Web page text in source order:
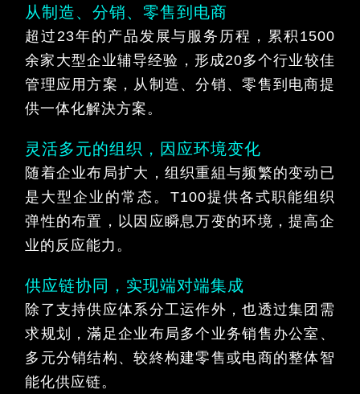
从制造、分销、零售到电商
超过23年的产品发展与服务历程，累积1500
余家大型企业辅导经验，形成20多个行业较佳
管理应用方案，从制造、分销、零售到电商提
供一体化解決方案。
灵活多元的组织，因应环境变化
随着企业布局扩大，组织重組与频繁的变动已
是大型企业的常态。T100提供各式职能组织
弹性的布置，以因应瞬息万变的环境，提高企
业的反应能力。
供应链协同，实现端对端集成
除了支持供应体系分工运作外，也透过集团需
求规划，滿足企业布局多个业务销售办公室、
多元分销结构、较終构建零售或电商的整体智
能化供应链。